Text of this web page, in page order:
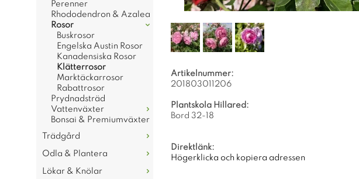
Perenner
Rhododendron & Azalea
Rosor
Buskrosor
Engelska Austin Rosor
Kanadensiska Rosor
Klätterrosor
Marktäckarrosor
Rabattrosor
Prydnadsträd
Vattenväxter
Bonsai & Premiumväxter
Trädgård
Odla & Plantera
Lökar & Knölar
Artikelnummer:
201803011206
Plantskola Hillared:
Bord 32-18
Direktlänk:
Högerklicka och kopiera adressen